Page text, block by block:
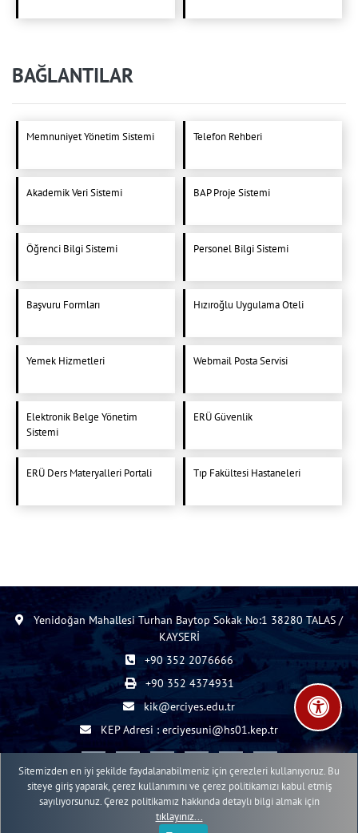
BAĞLANTILAR
Memnuniyet Yönetim Sistemi Telefon Rehberi
Akademik Veri Sistemi BAP Proje Sistemi
Öğrenci Bilgi Sistemi Personel Bilgi Sistemi
Başvuru Formları Hızıroğlu Uygulama Oteli
Yemek Hizmetleri Webmail Posta Servisi
Elektronik Belge Yönetim
Sistemi
ERÜ Güvenlik
ERÜ Ders Materyalleri Portali Tıp Fakültesi Hastaneleri
Yenidoğan Mahallesi Turhan Baytop Sokak No:1 38280 TALAS /
KAYSERİ
+90 352 2076666
+90 352 4374931
kik@erciyes.edu.tr
KEP Adresi : erciyesuni@hs01.kep.tr
2015 - 2026 © ERÜ Web İçerik Yönetim Sistemi
Erciyes Üniversitesi Bilgi İşlem Daire Başkanlığı Web Birimi
Sitemizden en iyi şekilde faydalanabilmeniz için çerezleri kullanıyoruz. Bu
siteye giriş yaparak, çerez kullanımını ve çerez politikamızı kabul etmiş
sayılıyorsunuz. Çerez politikamız hakkında detaylı bilgi almak için
tıklayınız...